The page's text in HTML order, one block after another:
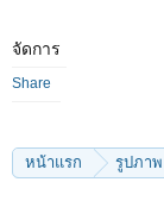
จัดการ
Share
หน้าแรก รูปภาพ